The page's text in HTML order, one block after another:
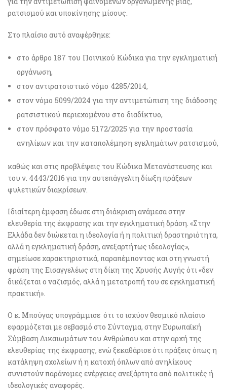
ρατσισμού και υποκίνησης μίσους.
Στο πλαίσιο αυτό αναφέρθηκε:
στο άρθρο 187 του Ποινικού Κώδικα για την εγκληματική
οργάνωση,
στον αντιρατσιστικό νόμο 4285/2014,
στον νόμο 5099/2024 για την αντιμετώπιση της διάδοσης
ρατσιστικού περιεχομένου στο διαδίκτυο,
στον πρόσφατο νόμο 5172/2025 για την προστασία
ανηλίκων και την καταπολέμηση εγκλημάτων ρατσισμού,
καθώς και στις προβλέψεις του Κώδικα Μετανάστευσης και
του ν. 4443/2016 για την αυτεπάγγελτη δίωξη πράξεων
φυλετικών διακρίσεων.
Ιδιαίτερη έμφαση έδωσε στη διάκριση ανάμεσα στην
ελευθερία της έκφρασης και την εγκληματική δράση. «Στην
Ελλάδα δεν διώκεται η ιδεολογία ή η πολιτική δραστηριότητα,
αλλά η εγκληματική δράση, ανεξαρτήτως ιδεολογίας»,
σημείωσε χαρακτηριστικά, παραπέμποντας και στη γνωστή
φράση της Εισαγγελέως στη δίκη της Χρυσής Αυγής ότι «δεν
δικάζεται ο ναζισμός, αλλά η μετατροπή του σε εγκληματική
πρακτική».
Ο κ. Μπούγας υπογράμμισε ότι το ισχύον θεσμικό πλαίσιο
εφαρμόζεται με σεβασμό στο Σύνταγμα, στην Ευρωπαϊκή
Σύμβαση Δικαιωμάτων του Ανθρώπου και στην αρχή της
ελευθερίας της έκφρασης, ενώ ξεκαθάρισε ότι πράξεις όπως η
κατάληψη σχολείων ή η κατοχή όπλων από ανηλίκους
συνιστούν παράνομες ενέργειες ανεξάρτητα από πολιτικές ή
ιδεολογικές αναφορές.